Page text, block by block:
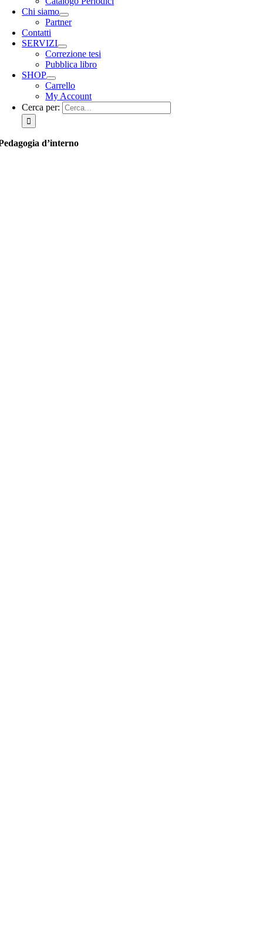
Chi siamo
Partner
Contatti
SERVIZI
Correzione tesi
Pubblica libro
SHOP
Carrello
My Account
Cerca per:
d’interno